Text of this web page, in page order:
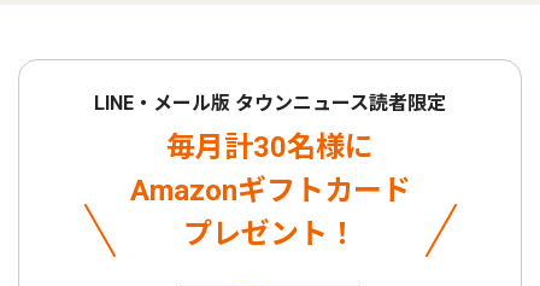
LINE・メール版 タウンニュース読者限定
毎月計30名様に
Amazonギフトカード
プレゼント！